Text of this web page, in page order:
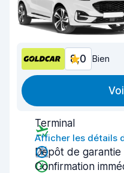
8,0 Bien
Terminal
Afficher les détails
Dépôt de garantie
Confirmation